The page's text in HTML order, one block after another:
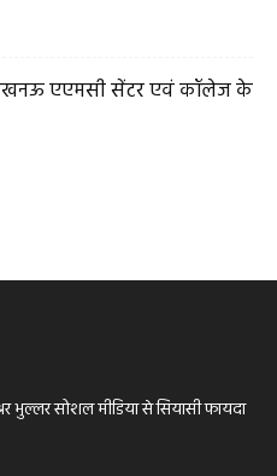
एएमसी सेंटर एवं कॉलेज के
भुल्लर सोशल मीडिया से सियासी फायदा